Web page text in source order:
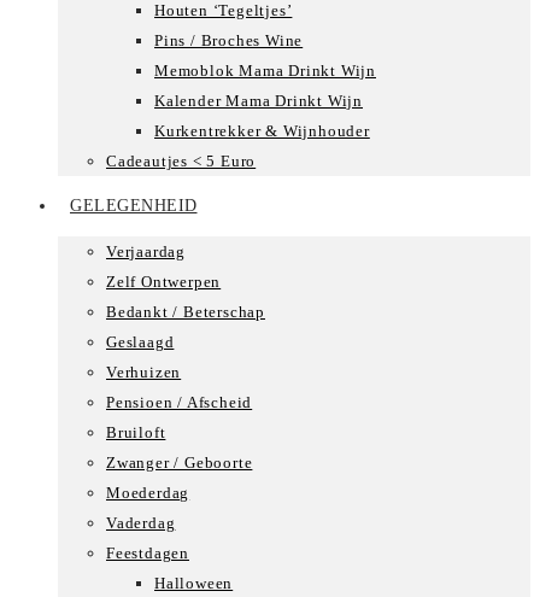
Houten ‘Tegeltjes’
Pins / Broches Wine
Memoblok Mama Drinkt Wijn
Kalender Mama Drinkt Wijn
Kurkentrekker & Wijnhouder
Cadeautjes < 5 Euro
GELEGENHEID
Verjaardag
Zelf Ontwerpen
Bedankt / Beterschap
Geslaagd
Verhuizen
Pensioen / Afscheid
Bruiloft
Zwanger / Geboorte
Moederdag
Vaderdag
Feestdagen
Halloween